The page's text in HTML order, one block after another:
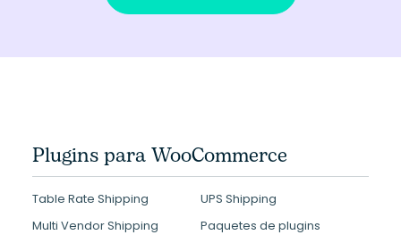
Plugins para WooCommerce
Table Rate Shipping
UPS Shipping
Multi Vendor Shipping
Paquetes de plugins